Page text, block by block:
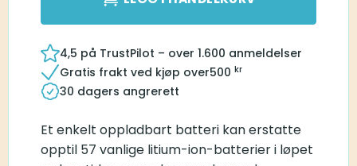
4,5 på TrustPilot – over 1.600 anmeldelser
Gratis frakt ved kjøp over500 kr
30 dagers angrerett
Et enkelt oppladbart batteri kan erstatte
opptil 57 vanlige litium-ion-batterier i løpet